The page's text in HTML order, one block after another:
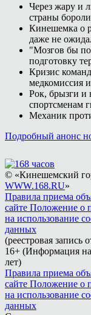
Через жару и
страны
Кинешемка о
даже не
"Мозгов бы
подготовку
Кризис
медкомиссия
Рок, брызги и
спортсменам
Механик
Подробный анонс
© «Кинешемский
WWW.168.RU»
Правила приема
сайте Положение о
на использование
данных
(реестровая
16+ (Информация на
лет)
Правила приема
сайте Положение о
на использование
данных